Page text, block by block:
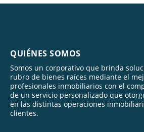
QUIÉNES SOMOS
Somos un corporativo que brinda
rubro de bienes raíces mediante el
profesionales inmobiliarios con el
de un servicio personalizado que
en las distintas operaciones
clientes.